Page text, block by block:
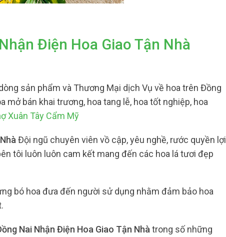
Điện Hoa Giao Tận Nhà
sản phẩm và Thương Mại dịch Vụ về hoa trên Đồng
mở bán khai trương, hoa tang lễ, hoa tốt nghiệp, hoa
Xuân Tây Cẩm Mỹ
Đội ngũ chuyên viên vồ cập, yêu nghề, rước quyền lợi
tôi luôn luôn cam kết mang đến các hoa lá tươi đẹp
bó hoa đưa đến người sử dụng nhằm đảm bảo hoa
Nai Nhận Điện Hoa Giao Tận Nhà trong số những